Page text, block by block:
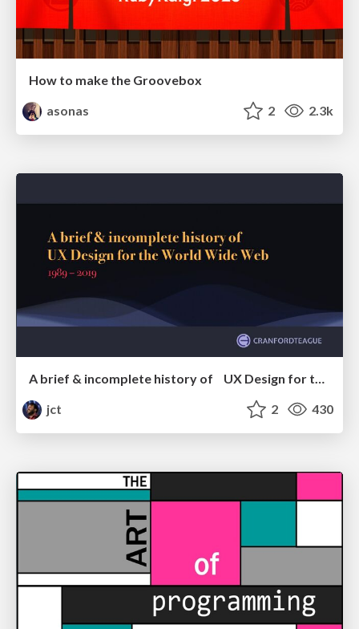
How to make the Groovebox
asonas
2 2.3k
A brief & incomplete history of UX Design for the World Wide Web: 1989–2019
jct
2 430